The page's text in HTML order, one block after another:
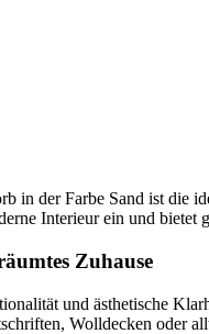
in der Farbe Sand ist die
Interieur ein und
Zuhause
und ästhetische
Wolldecken oder